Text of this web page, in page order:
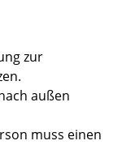
zur
außen
muss einen